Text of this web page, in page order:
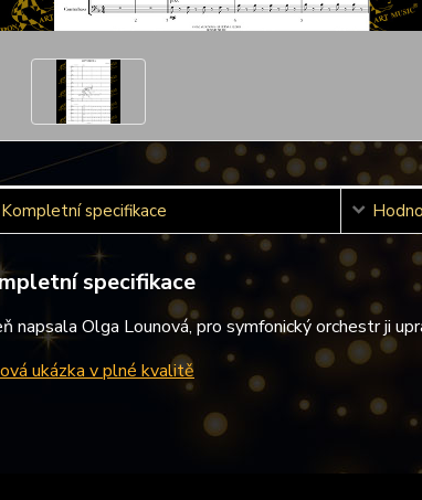
Kompletní specifikace
specifikace
napsala Olga Lounová, pro symfonický orchestr ji
ukázka v plné kvalitě